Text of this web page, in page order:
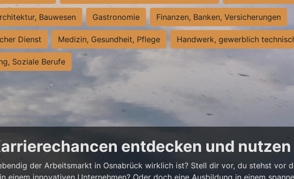
Bauwesen Gastronomie Finanzen, Banken, Versicherungen
Dienst Medizin, Gesundheit, Pflege Handwerk, gewerblich
Soziale Berufe
entdecken und nutzen
der Arbeitsmarkt in Osnabrück wirklich ist? Stell dir vor, du stehst vor